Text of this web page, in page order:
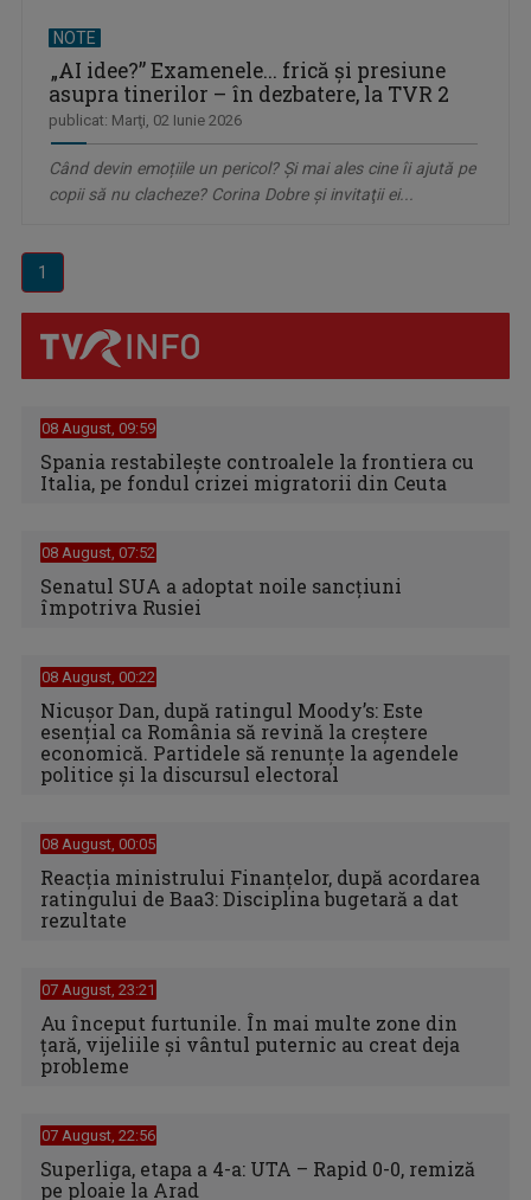
NOTE
„AI idee?” Examenele... frică şi presiune
asupra tinerilor – în dezbatere, la TVR 2
publicat: Marţi, 02 Iunie 2026
Când devin emoțiile un pericol? Și mai ales cine îi ajută pe
copii să nu clacheze? Corina Dobre şi invitaţii ei...
1
08 August, 09:59
Spania restabileşte controalele la frontiera cu
Italia, pe fondul crizei migratorii din Ceuta
08 August, 07:52
Senatul SUA a adoptat noile sancţiuni
împotriva Rusiei
08 August, 00:22
Nicușor Dan, după ratingul Moody’s: Este
esențial ca România să revină la creștere
economică. Partidele să renunțe la agendele
politice și la discursul electoral
08 August, 00:05
Reacția ministrului Finanțelor, după acordarea
ratingului de Baa3: Disciplina bugetară a dat
rezultate
07 August, 23:21
Au început furtunile. În mai multe zone din
țară, vijeliile și vântul puternic au creat deja
probleme
07 August, 22:56
Superliga, etapa a 4-a: UTA – Rapid 0-0, remiză
pe ploaie la Arad